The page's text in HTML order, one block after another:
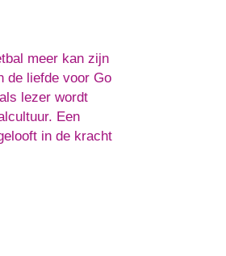
meer kan zijn
de liefde voor Go
lezer wordt
Een
in de kracht